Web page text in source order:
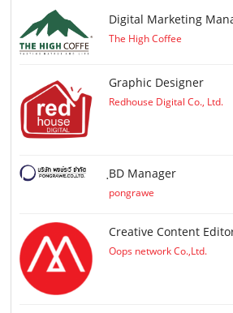
Digital Marketing
The High Coffee
Graphic Designer
Redhouse Digital Co., Ltd.
ฺBD Manager
pongrawe
Creative Content
Oops network Co.,Ltd.